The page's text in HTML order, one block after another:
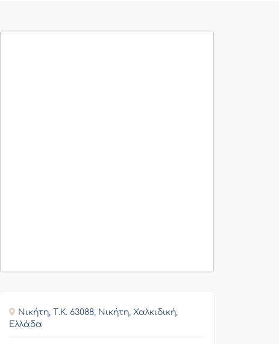
Νικήτη, Τ.Κ. 63088, Νικήτη, Χαλκιδική,
Ελλάδα